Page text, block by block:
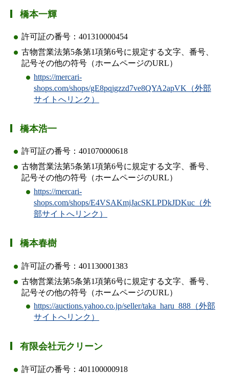
橋本一輝
許可証の番号：401310000454
古物営業法第5条第1項第6号に規定する文字、番号、
記号その他の符号（ホームページのURL）
https://mercari-
shops.com/shops/gE8pqjgzzd7ve8QYA2apVK（外部
サイトへリンク）
橋本浩一
許可証の番号：401070000618
古物営業法第5条第1項第6号に規定する文字、番号、
記号その他の符号（ホームページのURL）
https://mercari-
shops.com/shops/E4VSAKmjJacSKLPDkJDKuc（外
部サイトへリンク）
橋本春樹
許可証の番号：401130001383
古物営業法第5条第1項第6号に規定する文字、番号、
記号その他の符号（ホームページのURL）
https://auctions.yahoo.co.jp/seller/taka_haru_888（外部
サイトへリンク）
有限会社元クリーン
許可証の番号：401100000918